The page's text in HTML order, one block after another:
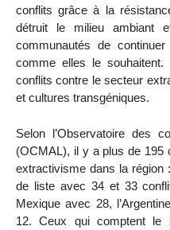
conflits grâce à la
détruit le milieu ambiant
communautés de
comme elles le
conflits contre le secteur
et cultures transgéniques.
Selon l’Observatoire des
(OCMAL), il y a plus de 195
extractivisme dans la région
de liste avec 34 et 33
Mexique avec 28,
12. Ceux qui comptent le